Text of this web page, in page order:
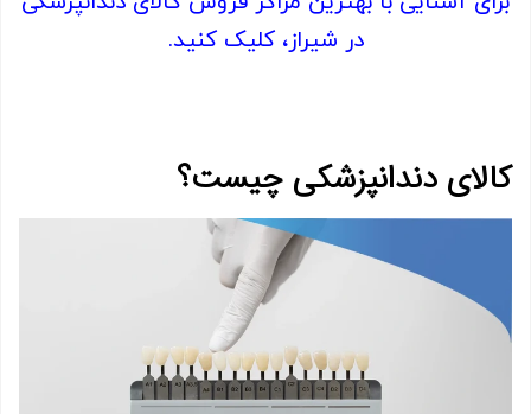
در شیراز، کلیک کنید.
کالای دندانپزشکی چیست؟